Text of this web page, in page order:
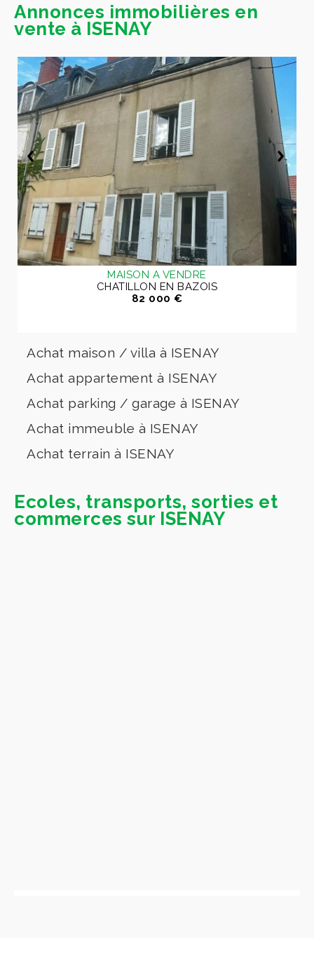
Annonces immobilières en
vente à ISENAY
MAISON A VENDRE
CHATILLON EN BAZOIS
82 000 €
Achat maison / villa à ISENAY
Achat appartement à ISENAY
Achat parking / garage à ISENAY
Achat immeuble à ISENAY
Achat terrain à ISENAY
Ecoles, transports, sorties et
commerces sur ISENAY